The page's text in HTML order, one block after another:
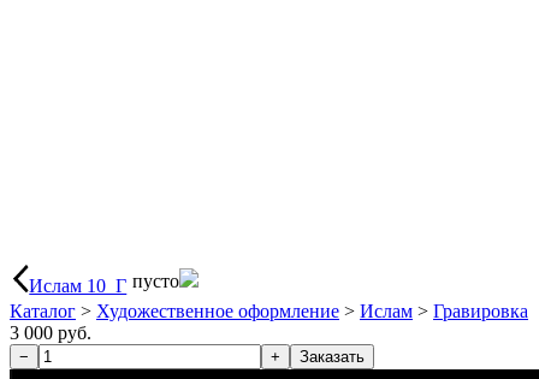
Ислам 10_Г пусто
Каталог > Художественное оформление > Ислам > Гравировка
3 000 руб.